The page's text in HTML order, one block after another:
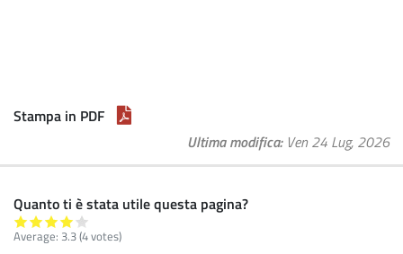
Stampa in PDF
Ultima modifica Ven 24 Lug, 2026
Quanto ti è stata utile questa pagina?
Average: 3.3(4votes)